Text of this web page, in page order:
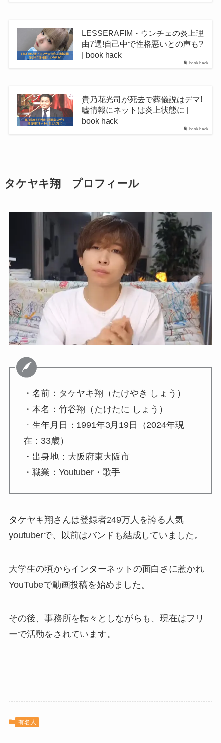
book hack
LESSERAFIM・ウンチェの炎上理
由7選!自己中で性格悪いとの声も?
| book hack
book hack
貴乃花光司が死去で葬儀説はデマ!
嘘情報にネットは炎上状態に |
book hack
タケヤキ翔 プロフィール
・名前：タケヤキ翔（たけやき しょう）
・本名：竹谷翔（たけたに しょう）
・生年月日：1991年3月19日（2024年現
在：33歳）
・出身地：大阪府東大阪市
・職業：Youtuber・歌手
タケヤキ翔さんは登録者249万人を誇る人気
youtuberで、以前はバンドも結成していました。
大学生の頃からインターネットの面白さに惹かれ
YouTubeで動画投稿を始めました。
その後、事務所を転々としながらも、現在はフリ
ーで活動をされています。
有名人